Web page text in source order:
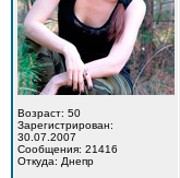
Возраст: 50
Зарегистрирован:
30.07.2007
Сообщения: 21416
Откуда: Днепр